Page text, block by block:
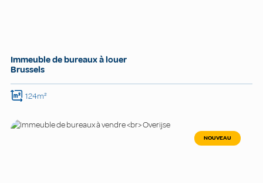
Immeuble de bureaux à louer
Brussels
124m²
NOUVEAU